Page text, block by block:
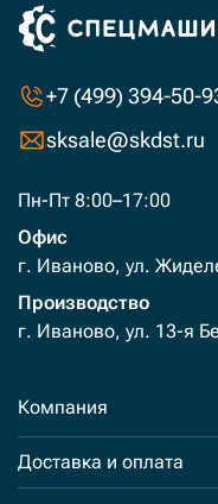
+7 (499) 394-50-
sksale@skdst.ru
Пн-Пт 8:00–17:00
Офис
г. Иваново, ул.
Производство
г. Иваново, ул. 13-я
Компания
Доставка и оплата